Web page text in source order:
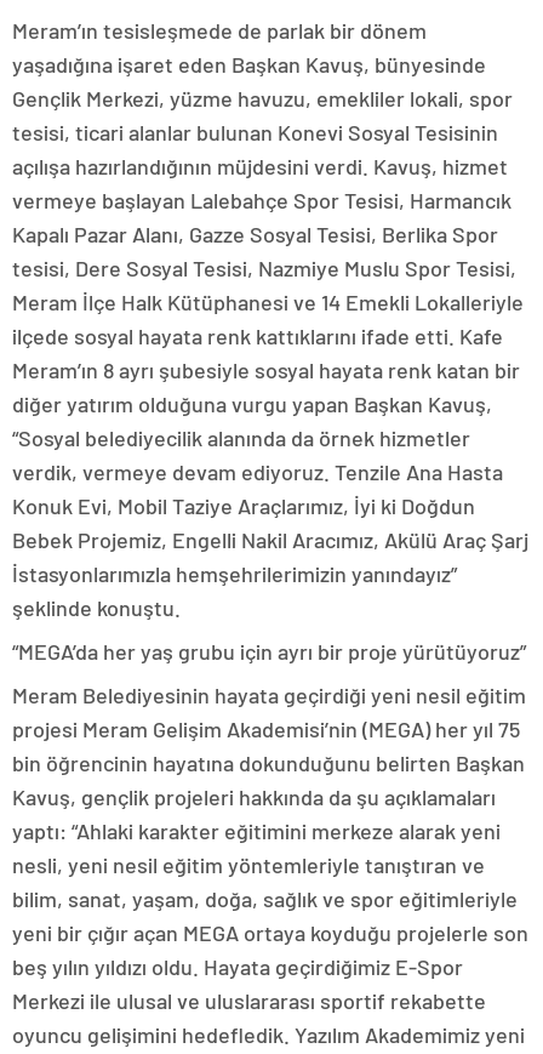
Meram’ın tesisleşmede de parlak bir dönem
yaşadığına işaret eden Başkan Kavuş, bünyesinde
Gençlik Merkezi, yüzme havuzu, emekliler lokali, spor
tesisi, ticari alanlar bulunan Konevi Sosyal Tesisinin
açılışa hazırlandığının müjdesini verdi. Kavuş, hizmet
vermeye başlayan Lalebahçe Spor Tesisi, Harmancık
Kapalı Pazar Alanı, Gazze Sosyal Tesisi, Berlika Spor
tesisi, Dere Sosyal Tesisi, Nazmiye Muslu Spor Tesisi,
Meram İlçe Halk Kütüphanesi ve 14 Emekli Lokalleriyle
ilçede sosyal hayata renk kattıklarını ifade etti. Kafe
Meram’ın 8 ayrı şubesiyle sosyal hayata renk katan bir
diğer yatırım olduğuna vurgu yapan Başkan Kavuş,
“Sosyal belediyecilik alanında da örnek hizmetler
verdik, vermeye devam ediyoruz. Tenzile Ana Hasta
Konuk Evi, Mobil Taziye Araçlarımız, İyi ki Doğdun
Bebek Projemiz, Engelli Nakil Aracımız, Akülü Araç Şarj
İstasyonlarımızla hemşehrilerimizin yanındayız”
şeklinde konuştu.
“MEGA’da her yaş grubu için ayrı bir proje yürütüyoruz”
Meram Belediyesinin hayata geçirdiği yeni nesil eğitim
projesi Meram Gelişim Akademisi’nin (MEGA) her yıl 75
bin öğrencinin hayatına dokunduğunu belirten Başkan
Kavuş, gençlik projeleri hakkında da şu açıklamaları
yaptı: “Ahlaki karakter eğitimini merkeze alarak yeni
nesli, yeni nesil eğitim yöntemleriyle tanıştıran ve
bilim, sanat, yaşam, doğa, sağlık ve spor eğitimleriyle
yeni bir çığır açan MEGA ortaya koyduğu projelerle son
beş yılın yıldızı oldu. Hayata geçirdiğimiz E-Spor
Merkezi ile ulusal ve uluslararası sportif rekabette
oyuncu gelişimini hedefledik. Yazılım Akademimiz yeni